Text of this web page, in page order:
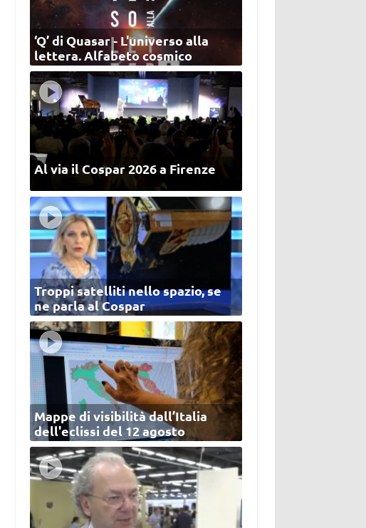
‘Q’ di Quasar - L'universo alla
lettera. Alfabeto cosmico
Al via il Cospar 2026 a Firenze
Troppi satelliti nello spazio, se
ne parla al Cospar
Mappe di visibilità dall’Italia
dell'eclissi del 12 agosto